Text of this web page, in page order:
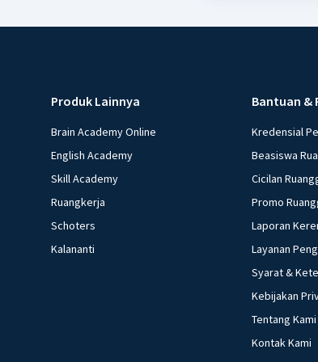
lembaga OJK 34.
38. Cara
39. Maksud
Penyebab
Seringkali
di masyarakat,
contoh perilaku
tradisi di kearifan lokal Nusantara 44.
kondisi
kehidupan sosial
perubahan sosial
fungsi asli uang
Produk Lainnya
Brain Academy Online
English Academy
Skill Academy
Ruangkerja
Schoters
Kalananti
Bantuan &
Kredensial
Beasiswa
Cicilan
Promo
Laporan
Layanan
Syarat &
Kebijakan
Tentang Kami
Kontak Kami